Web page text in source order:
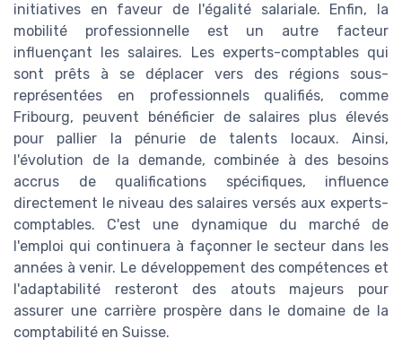
initiatives en faveur de l'égalité salariale. Enfin, la
mobilité professionnelle est un autre facteur
influençant les salaires. Les experts-comptables qui
sont prêts à se déplacer vers des régions sous-
représentées en professionnels qualifiés, comme
Fribourg, peuvent bénéficier de salaires plus élevés
pour pallier la pénurie de talents locaux. Ainsi,
l'évolution de la demande, combinée à des besoins
accrus de qualifications spécifiques, influence
directement le niveau des salaires versés aux experts-
comptables. C'est une dynamique du marché de
l'emploi qui continuera à façonner le secteur dans les
années à venir. Le développement des compétences et
l'adaptabilité resteront des atouts majeurs pour
assurer une carrière prospère dans le domaine de la
comptabilité en Suisse.